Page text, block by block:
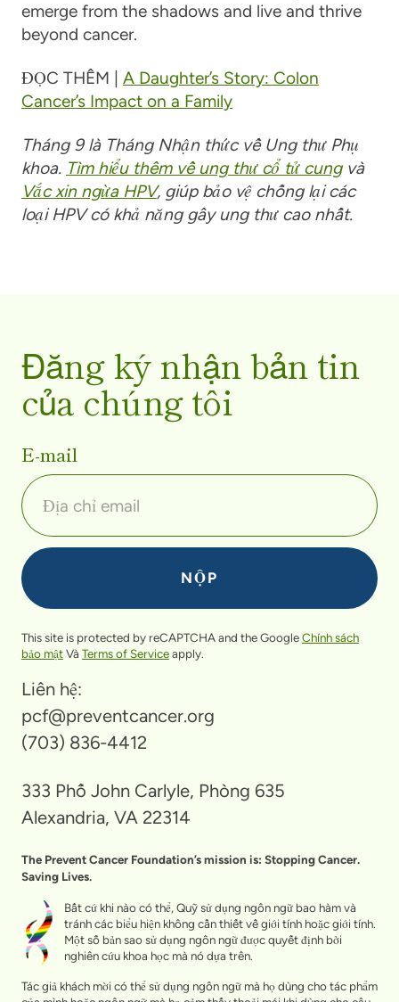
emerge from the shadows and live and thrive
beyond cancer.
ĐỌC THÊM | A Daughter’s Story: Colon
Cancer’s Impact on a Family
Tháng 9 là Tháng Nhận thức về Ung thư Phụ
khoa. Tìm hiểu thêm về ung thư cổ tử cungvà
Vắc xin ngừa HPV, giúp bảo vệ chống lại các
loại HPV có khả năng gây ung thư cao nhất.
Đăng ký nhận bản tin
của chúng tôi
E-mail
This site is protected by reCAPTCHA and the GoogleChính sách
bảo mậtVà Terms of Serviceapply.
Liên hệ:
pcf@preventcancer.org
(703) 836-4412
333 Phố John Carlyle, Phòng 635
Alexandria, VA 22314
The Prevent Cancer Foundation’s mission is: Stopping Cancer.
Saving Lives.
Bất cứ khi nào có thể, Quỹ sử dụng ngôn ngữ bao hàm và
tránh các biểu hiện không cần thiết về giới tính hoặc giới tính.
Một số bản sao sử dụng ngôn ngữ được quyết định bởi
nghiên cứu khoa học mà nó dựa trên.
Tác giả khách mời có thể sử dụng ngôn ngữ mà họ dùng cho tác phẩm